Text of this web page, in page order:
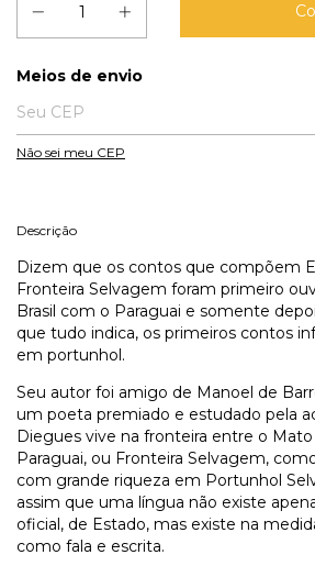
Entregas para o CEP:
Meios de envio
Não sei meu CEP
Descrição
Dizem que os contos que compõem
Fronteira Selvagem foram primeiro
Brasil com o Paraguai e somente
que tudo indica, os primeiros contos
em portunhol.
Seu autor foi amigo de Manoel de
um poeta premiado e estudado pela
Diegues vive na fronteira entre o Mato
Paraguai, ou Fronteira Selvagem,
com grande riqueza em Portunhol
assim que uma língua não existe
oficial, de Estado, mas existe na
como fala e escrita.